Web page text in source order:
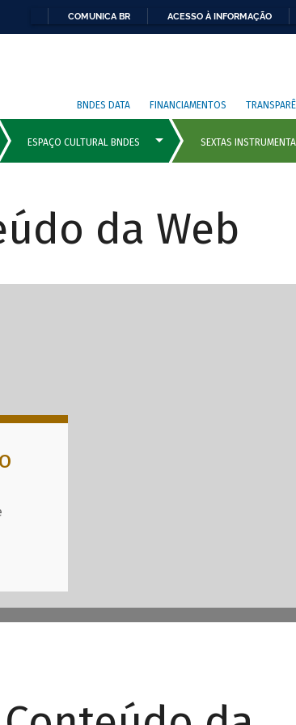
COMUNICA BR ACESSO À INFORMAÇÃO
BNDES DATA FINANCIAMENTOS
da Web
com